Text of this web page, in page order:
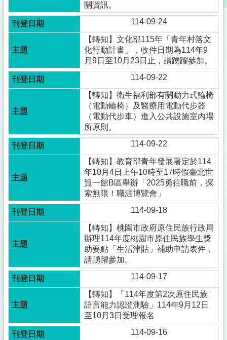
關資訊。
114-09-24
【轉知】文化部115年「青年村落文
化行動計畫」，收件日期為114年9
月9日至10月23日止，請踴躍參加。
114-09-22
【轉知】衛生福利部有關動力式輪椅
（電動輪椅）及醫療用電動代步器
（電動代步車）進入公共設施室內場
所原則。
114-09-22
【轉知】教育部青年發展署定於114
年10月4日上午10時至17時假臺北世
貿一館B區舉辦「2025勇往職前，探
索無限！職涯博覽會」
114-09-18
【轉知】桃園市政府原住民族行政局
辦理114年度桃園市原住民族學生獎
助要點「生活津貼」補助申請表件，
請踴躍參加。
114-09-17
【轉知】「114年度第2次原住民族
語言能力認證測驗」114年9月12日
至10月3日受理報名
114-09-16